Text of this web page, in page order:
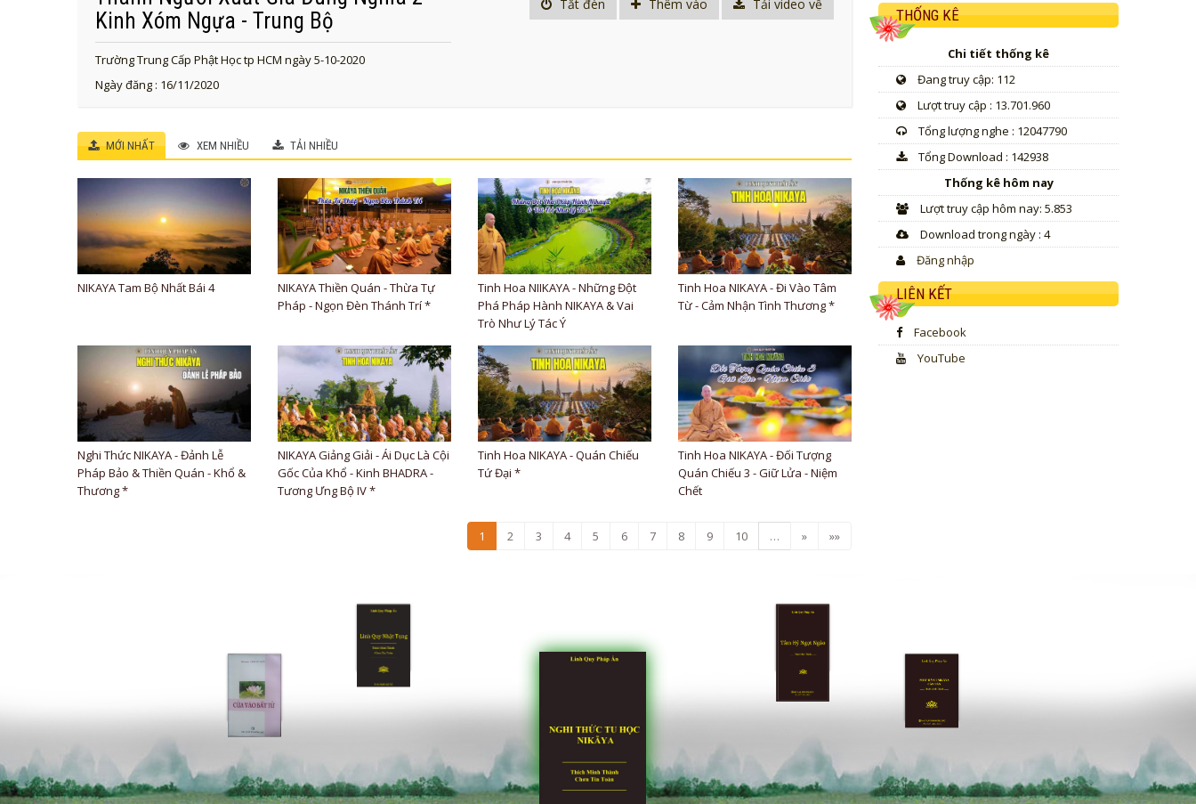
Kinh Xóm Ngựa - Trung Bộ
Trường Trung Cấp Phật Học tp HCM ngày 5-10-2020
Ngày đăng : 16/11/2020
Tắt đèn Thêm vào Tải video về
MỚI NHẤT XEM NHIỀU TẢI NHIỀU
NIKAYA Tam Bộ Nhất Bái 4
NIKAYA Thiền Quán - Thừa Tự
Pháp - Ngọn Đèn Thánh Trí *
Tinh Hoa NIIKAYA - Những Đột
Phá Pháp Hành NIKAYA & Vai
Trò Như Lý Tác Ý
Tinh Hoa NIKAYA - Đi Vào Tâm
Từ - Cảm Nhận Tình Thương *
Nghi Thức NIKAYA - Đảnh Lễ
Pháp Bảo & Thiền Quán - Khổ &
Thương *
NIKAYA Giảng Giải - Ái Dục Là Cội
Gốc Của Khổ - Kinh BHADRA -
Tương Ưng Bộ IV *
Tinh Hoa NIKAYA - Quán Chiếu
Tứ Đại *
Tinh Hoa NIKAYA - Đối Tượng
Quán Chiếu 3 - Giữ Lửa - Niệm
Chết
1 2 3 4 5 6 7 8 9 10 … » »»
THỐNG KÊ
Chi tiết thống kê
Đang truy cập: 112
Lượt truy cập : 13.701.960
Tổng lượng nghe : 12047790
Tổng Download : 142938
Thống kê hôm nay
Lượt truy cập hôm nay: 5.853
Download trong ngày : 4
Đăng nhập
LIÊN KẾT
Facebook
YouTube